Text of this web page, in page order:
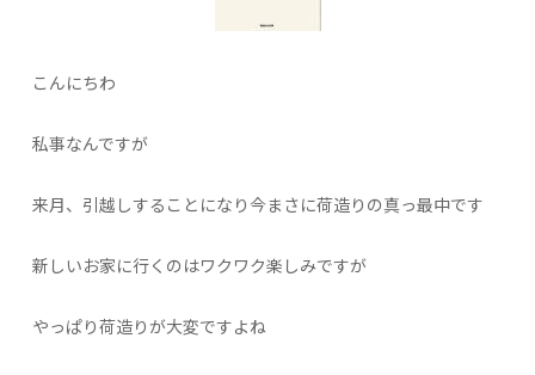
こんにちわ
私事なんですが
来月、引越しすることになり今まさに荷造りの真っ最中です
新しいお家に行くのはワクワク楽しみですが
やっぱり荷造りが大変ですよね